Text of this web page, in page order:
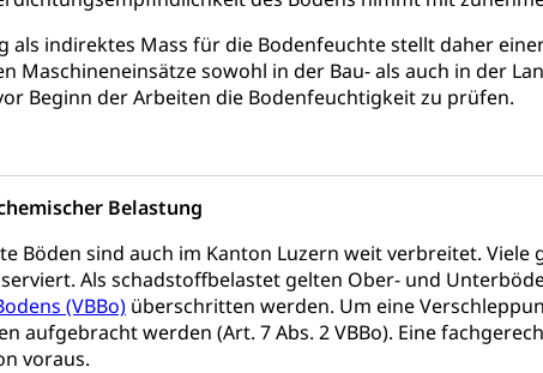
als indirektes Mass für die Bodenfeuchte stellt daher
Maschineneinsätze sowohl in der Bau- als auch in der
Beginn der Arbeiten die Bodenfeuchtigkeit zu prüfen.
Belastung
Böden sind auch im Kanton Luzern weit verbreitet.
Als schadstoffbelastet gelten Ober- und
(VBBo) überschritten werden. Um eine
aufgebracht werden (Art. 7 Abs. 2 VBBo). Eine
voraus.
(WAS Luzern)
AHV/IV
Ergänzungsleistungen (EL) (WAS Luzern)
Luzern)
körperliche Behinderung, geistige Behinderung, psychische
Menschen mit Behinderungen
Landesbibliothek
Zentral- und Hochschulbibliothek Archiv der